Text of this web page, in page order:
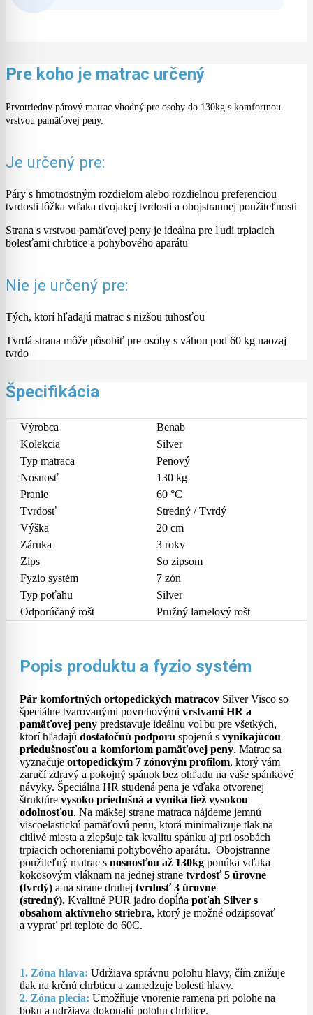
Pre koho je matrac určený
Prvotriedny párový matrac vhodný pre osoby do 130kg s komfortnou
vrstvou pamäťovej peny.
Je určený pre:
Páry s hmotnostným rozdielom alebo rozdielnou preferenciou
tvrdosti lôžka vďaka dvojakej tvrdosti a obojstrannej použiteľnosti
Strana s vrstvou pamäťovej peny je ideálna pre ľudí trpiacich
bolesťami chrbtice a pohybového aparátu
Nie je určený pre:
Tých, ktorí hľadajú matrac s nizšou tuhosťou
Tvrdá strana môže pôsobiť pre osoby s váhou pod 60 kg naozaj
tvrdo
Špecifikácia
Výrobca
Benab
Kolekcia
Silver
Typ matraca
Penový
Nosnosť
130 kg
Pranie
60 °C
Tvrdosť
Stredný / Tvrdý
Výška
20 cm
Záruka
3 roky
Zips
So zipsom
Fyzio systém
7 zón
Typ poťahu
Silver
Odporúčaný rošt
Pružný lamelový rošt
Popis produktu a fyzio systém
Pár komfortných ortopedických matracov Silver Visco so
špeciálne tvarovanými povrchovými vrstvami HR a
pamäťovej peny predstavuje ideálnu voľbu pre všetkých,
ktorí hľadajú dostatočnú podporu spojenú s vynikajúcou
priedušnosťou a komfortom pamäťovej peny. Matrac sa
vyznačuje ortopedickým 7 zónovým profilom, ktorý vám
zaručí zdravý a pokojný spánok bez ohľadu na vaše spánkové
návyky. Špeciálna HR studená pena je vďaka otvorenej
štruktúre vysoko priedušná a vyniká tiež vysokou
odolnosťou. Na mäkšej strane matraca nájdeme jemnú
viscoelastickú pamäťovú penu, ktorá minimalizuje tlak na
citlivé miesta a zlepšuje tak kvalitu spánku aj pri osobách
trpiacich ochoreniami pohybového aparátu. Obojstranne
použiteľný matrac s nosnosťou až 130kg ponúka vďaka
kokosovým vláknam na jednej strane tvrdosť 5 úrovne
(tvrdý) a na strane druhej tvrdosť 3 úrovne
(stredný). Kvalitné PUR jadro dopĺňa poťah Silver s
obsahom aktívneho striebra, ktorý je možné odzipsovať
a vyprať pri teplote do 60C.
1. Zóna hlava: Udržiava správnu polohu hlavy, čím znižuje
tlak na krčnú chrbticu a zamedzuje bolesti hlavy.
2. Zóna plecia: Umožňuje vnorenie ramena pri polohe na
boku a udržiava dokonalú polohu chrbtice.